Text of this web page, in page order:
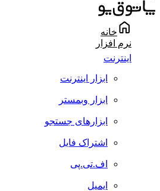
خانه
نرم افزار
اینترنت
ابزار اینترنت
ابزار وبمستر
ابزارهای جستجو
اشتراک فایل
اف.تی.پی
ایمیل